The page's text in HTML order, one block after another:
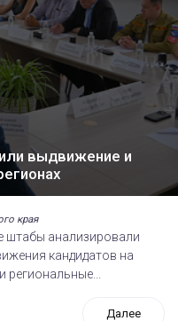
выдвижение и
края
штабы анализировали
кандидатов на
Далее